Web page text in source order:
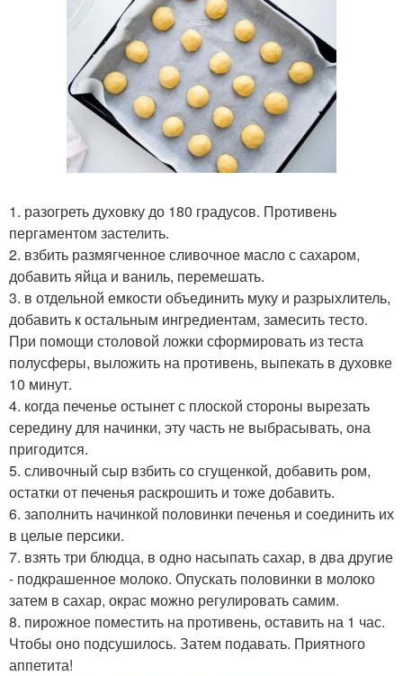
1. разогреть духовку до 180 градусов. Противень
пергаментом застелить.
2. взбить размягченное сливочное масло с сахаром,
добавить яйца и ваниль, перемешать.
3. в отдельной емкости объединить муку и разрыхлитель,
добавить к остальным ингредиентам, замесить тесто.
При помощи столовой ложки сформировать из теста
полусферы, выложить на противень, выпекать в духовке
10 минут.
4. когда печенье остынет с плоской стороны вырезать
середину для начинки, эту часть не выбрасывать, она
пригодится.
5. сливочный сыр взбить со сгущенкой, добавить ром,
остатки от печенья раскрошить и тоже добавить.
6. заполнить начинкой половинки печенья и соединить их
в целые персики.
7. взять три блюдца, в одно насыпать сахар, в два другие
- подкрашенное молоко. Опускать половинки в молоко
затем в сахар, окрас можно регулировать самим.
8. пирожное поместить на противень, оставить на 1 час.
Чтобы оно подсушилось. Затем подавать. Приятного
аппетита!